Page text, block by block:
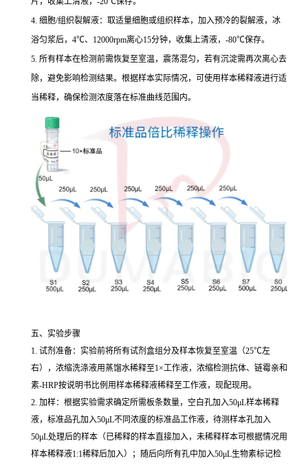
4. 细胞/组织裂解液：取适量细胞或组织样本，加入预冷的裂解液，冰
浴匀浆后，4℃、12000rpm离心15分钟，收集上清液，-80℃保存。
5. 所有样本在检测前需恢复至室温，震荡混匀，若有沉淀需再次离心去
除，避免影响检测结果。根据样本实际情况，可使用样本稀释液进行适
当稀释，确保检测浓度落在标准曲线范围内。
五、实验步骤
1. 试剂准备：实验前将所有试剂盒组分及样本恢复至室温（25℃左
右），浓缩洗涤液用蒸馏水稀释至1×工作液，浓缩检测抗体、链霉亲和
素-HRP按说明书比例用样本稀释液稀释至工作液，现配现用。
2. 加样：根据实验需求确定所需板条数量，空白孔加入50μL样本稀释
液，标准品孔加入50μL不同浓度的标准品工作液，待测样本孔加入
50μL处理后的样本（已稀释的样本直接加入，未稀释样本可根据情况用
样本稀释液1:1稀释后加入）；随后向所有孔中加入50μL生物素标记检